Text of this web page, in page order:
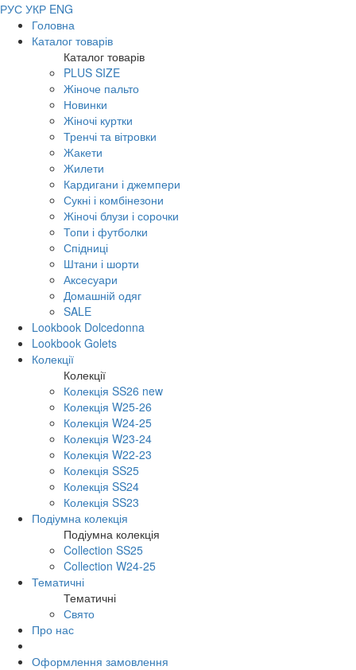
РУС УКР ENG
Головна
Каталог товарів
Каталог товарів
PLUS SIZE
Жіноче пальто
Новинки
Жіночі куртки
Тренчі та вітровки
Жакети
Жилети
Кардигани і джемпери
Сукні і комбінезони
Жіночі блузи і сорочки
Топи і футболки
Спідниці
Штани і шорти
Аксесуари
Домашній одяг
SALE
Lookbook Dolcedonna
Lookbook Golets
Колекції
Колекції
Колекція SS26 new
Колекція W25-26
Колекція W24-25
Колекція W23-24
Колекція W22-23
Колекція SS25
Колекція SS24
Колекція SS23
Подіумна колекція
Подіумна колекція
Collection SS25
Collection W24-25
Тематичні
Тематичні
Свято
Про нас
Оформлення замовлення